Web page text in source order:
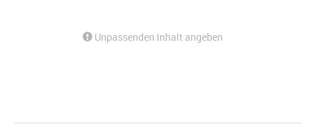
Unpassenden Inhalt angeben